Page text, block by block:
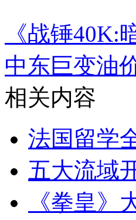
《战锤
中东巨变油
相关内容
法国留学
五大流域
《拳皇